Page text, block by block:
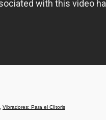
Vibradores: Para el Clítoris